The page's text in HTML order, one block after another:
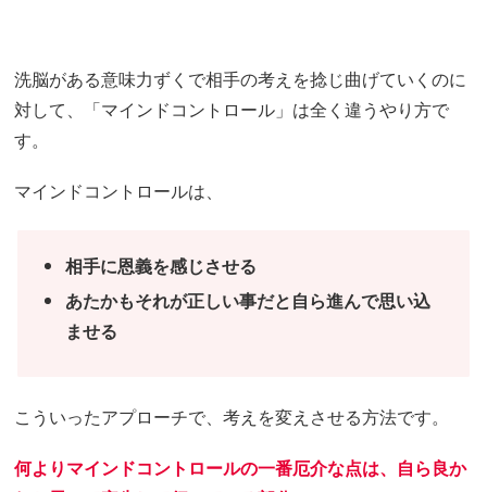
洗脳がある意味力ずくで相手の考えを捻じ曲げていくのに
対して、「マインドコントロール」は全く違うやり方で
す。
マインドコントロールは、
相手に恩義を感じさせる
あたかもそれが正しい事だと自ら進んで思い込
ませる
こういったアプローチで、考えを変えさせる方法です。
何よりマインドコントロールの一番厄介な点は、自ら良か